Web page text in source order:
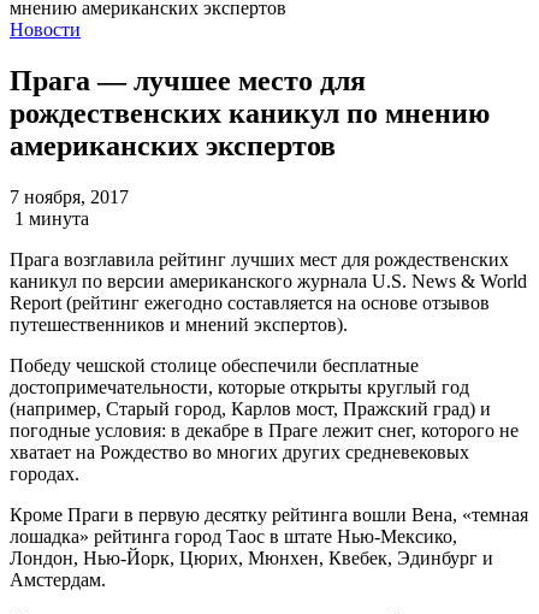
Новости
Прага — лучшее место для
рождественских каникул по мнению
американских экспертов
7 ноября, 2017
1 минута
Прага возглавила рейтинг лучших мест для рождественских
каникул по версии американского журнала U.S. News & World
Report (рейтинг ежегодно составляется на основе отзывов
путешественников и мнений экспертов).
Победу чешской столице обеспечили бесплатные
достопримечательности, которые открыты круглый год
(например, Старый город, Карлов мост, Пражский град) и
погодные условия: в декабре в Праге лежит снег, которого не
хватает на Рождество во многих других средневековых
городах.
Кроме Праги в первую десятку рейтинга вошли Вена, «темная
лошадка» рейтинга город Таос в штате Нью-Мексико,
Лондон, Нью-Йорк, Цюрих, Мюнхен, Квебек, Эдинбург и
Амстердам.